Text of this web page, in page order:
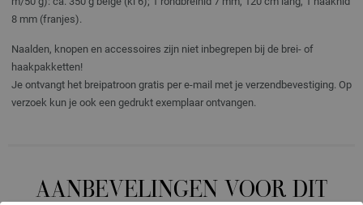
8 mm (franjes).
Naalden, knopen en accessoires zijn niet inbegrepen bij de brei- of
haakpakketten!
Je ontvangt het breipatroon gratis per e-mail met je verzendbevestiging. Op
verzoek kun je ook een gedrukt exemplaar ontvangen.
AANBEVELINGEN VOOR DIT